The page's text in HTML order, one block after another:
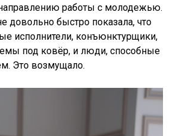
работы с молодежью.
довольно быстро показала, что
исполнители, конъюнктурщики,
под ковёр, и люди, способные
Это возмущало.